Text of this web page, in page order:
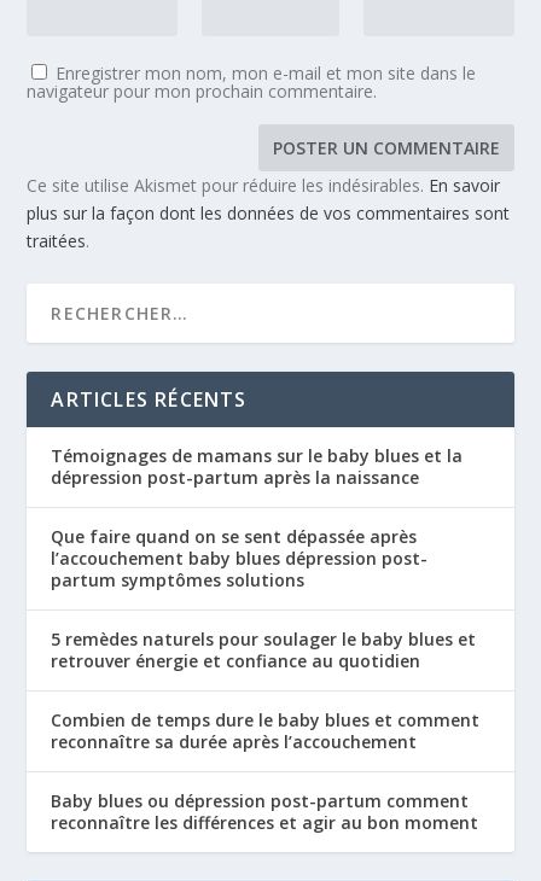
Enregistrer mon nom, mon e-mail et mon site dans le
navigateur pour mon prochain commentaire.
Ce site utilise Akismet pour réduire les indésirables. En savoir
plus sur la façon dont les données de vos commentaires sont
traitées.
ARTICLES RÉCENTS
Témoignages de mamans sur le baby blues et la
dépression post-partum après la naissance
Que faire quand on se sent dépassée après
l’accouchement baby blues dépression post-
partum symptômes solutions
5 remèdes naturels pour soulager le baby blues et
retrouver énergie et confiance au quotidien
Combien de temps dure le baby blues et comment
reconnaître sa durée après l’accouchement
Baby blues ou dépression post-partum comment
reconnaître les différences et agir au bon moment